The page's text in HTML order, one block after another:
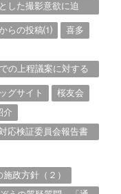
した撮影意欲に迫
らの投稿⑴
喜多
の上程議案に対する
グサイト
桜友会
介
応検証委員会報告書
政方針（２）